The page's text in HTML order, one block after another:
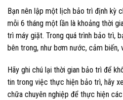
Bạn nên lập một lịch bảo trì định kỳ
mỗi 6 tháng một lần là khoảng thời
trì máy giặt. Trong quá trình bảo trì,
bên trong, như bơm nước, cảm biến,
Hãy ghi chú lại thời gian bảo trì để
tin trong việc thực hiện bảo trì, hãy
chữa chuyên nghiệp để thực hiện